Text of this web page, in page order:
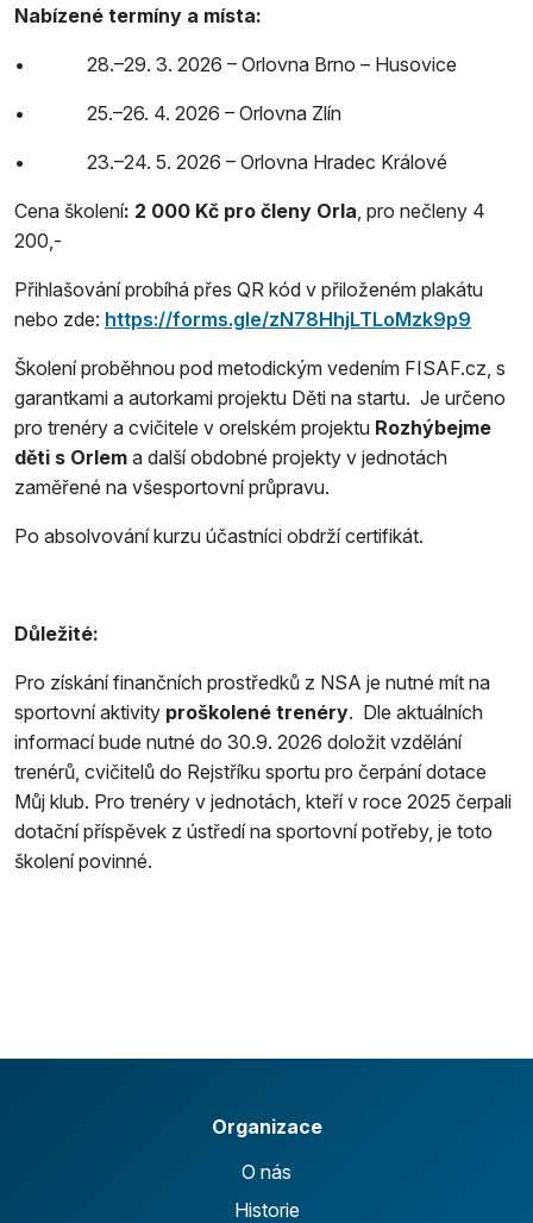
Nabízené termíny a místa:
• 28.–29. 3. 2026 – Orlovna Brno – Husovice
• 25.–26. 4. 2026 – Orlovna Zlín
• 23.–24. 5. 2026 – Orlovna Hradec Králové
Cena školení: 2 000 Kč pro členy Orla, pro nečleny 4
200,-
Přihlašování probíhá přes QR kód v přiloženém plakátu
nebo zde: https://forms.gle/zN78HhjLTLoMzk9p9
Školení proběhnou pod metodickým vedením FISAF.cz, s
garantkami a autorkami projektu Děti na startu. Je určeno
pro trenéry a cvičitele v orelském projektu Rozhýbejme
děti s Orlem a další obdobné projekty v jednotách
zaměřené na všesportovní průpravu.
Po absolvování kurzu účastníci obdrží certifikát.
Důležité:
Pro získání finančních prostředků z NSA je nutné mít na
sportovní aktivity proškolené trenéry. Dle aktuálních
informací bude nutné do 30.9. 2026 doložit vzdělání
trenérů, cvičitelů do Rejstříku sportu pro čerpání dotace
Můj klub. Pro trenéry v jednotách, kteří v roce 2025 čerpali
dotační příspěvek z ústředí na sportovní potřeby, je toto
školení povinné.
Organizace
O nás
Historie